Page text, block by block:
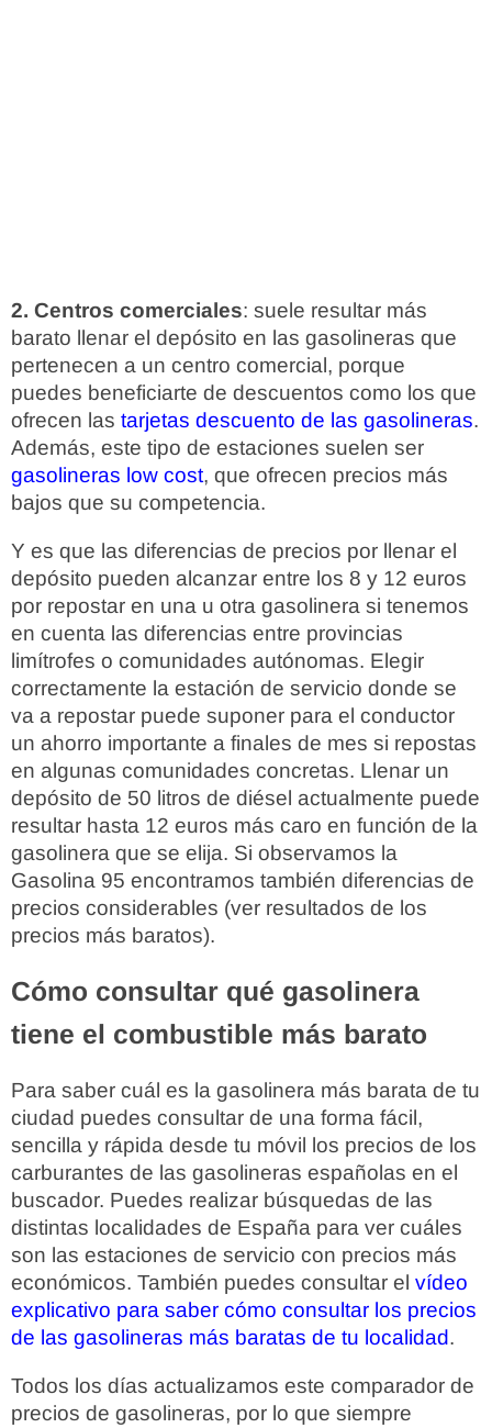
2. Centros comerciales: suele resultar más
barato llenar el depósito en las gasolineras que
pertenecen a un centro comercial, porque
puedes beneficiarte de descuentos como los que
ofrecen las tarjetas descuento de las gasolineras.
Además, este tipo de estaciones suelen ser
gasolineras low cost, que ofrecen precios más
bajos que su competencia.
Y es que las diferencias de precios por llenar el
depósito pueden alcanzar entre los 8 y 12 euros
por repostar en una u otra gasolinera si tenemos
en cuenta las diferencias entre provincias
limítrofes o comunidades autónomas. Elegir
correctamente la estación de servicio donde se
va a repostar puede suponer para el conductor
un ahorro importante a finales de mes si repostas
en algunas comunidades concretas. Llenar un
depósito de 50 litros de diésel actualmente puede
resultar hasta 12 euros más caro en función de la
gasolinera que se elija. Si observamos la
Gasolina 95 encontramos también diferencias de
precios considerables (ver resultados de los
precios más baratos).
Cómo consultar qué gasolinera
tiene el combustible más barato
Para saber cuál es la gasolinera más barata de tu
ciudad puedes consultar de una forma fácil,
sencilla y rápida desde tu móvil los precios de los
carburantes de las gasolineras españolas en el
buscador. Puedes realizar búsquedas de las
distintas localidades de España para ver cuáles
son las estaciones de servicio con precios más
económicos. También puedes consultar el vídeo
explicativo para saber cómo consultar los precios
de las gasolineras más baratas de tu localidad.
Todos los días actualizamos este comparador de
precios de gasolineras, por lo que siempre